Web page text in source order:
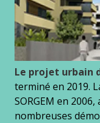
Le projet urbain
terminé en 2019.
SORGEM en
nombreuses